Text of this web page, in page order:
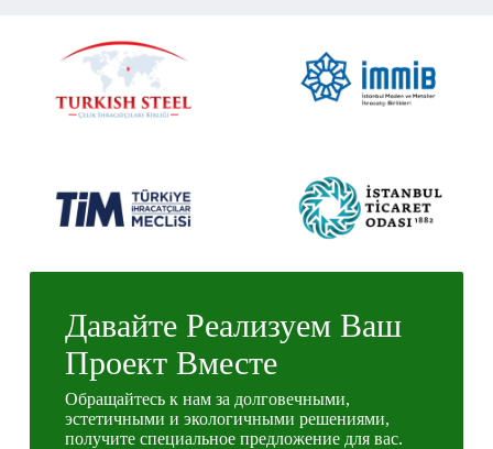
Давайте Реализуем Ваш
Проект Вместе
Обращайтесь к нам за долговечными,
эстетичными и экологичными решениями,
получите специальное предложение для вас.